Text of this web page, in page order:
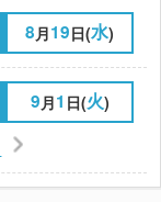
8 月19日(水)
9 月1 日(火)